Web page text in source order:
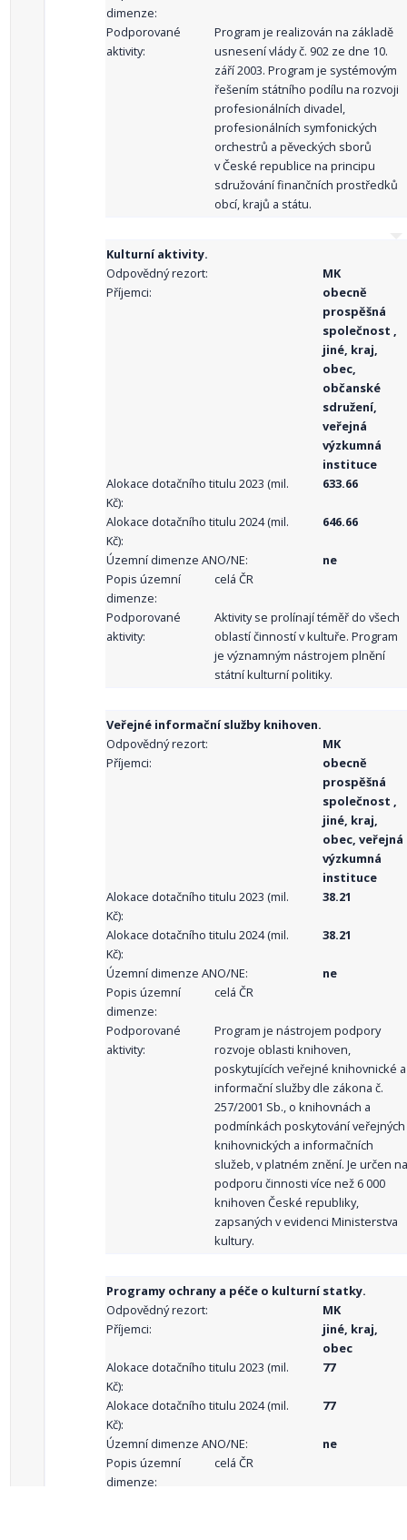
dimenze:
Podporované
aktivity:
Program je realizován na základě
usnesení vlády č. 902 ze dne 10.
září 2003. Program je systémovým
řešením státního podílu na rozvoji
profesionálních divadel,
profesionálních symfonických
orchestrů a pěveckých sborů
v České republice na principu
sdružování finančních prostředků
obcí, krajů a státu.
Kulturní aktivity.
Odpovědný rezort:
MK
Příjemci:
obecně
prospěšná
společnost ,
jiné, kraj,
obec,
občanské
sdružení,
veřejná
výzkumná
instituce
Alokace dotačního titulu 2023 (mil.
Kč):
633.66
Alokace dotačního titulu 2024 (mil.
Kč):
646.66
Územní dimenze ANO/NE:
ne
Popis územní
dimenze:
celá ČR
Podporované
aktivity:
Aktivity se prolínají téměř do všech
oblastí činností v kultuře. Program
je významným nástrojem plnění
státní kulturní politiky.
Veřejné informační služby knihoven.
Odpovědný rezort:
MK
Příjemci:
obecně
prospěšná
společnost ,
jiné, kraj,
obec, veřejná
výzkumná
instituce
Alokace dotačního titulu 2023 (mil.
Kč):
38.21
Alokace dotačního titulu 2024 (mil.
Kč):
38.21
Územní dimenze ANO/NE:
ne
Popis územní
dimenze:
celá ČR
Podporované
aktivity:
Program je nástrojem podpory
rozvoje oblasti knihoven,
poskytujících veřejné knihovnické a
informační služby dle zákona č.
257/2001 Sb., o knihovnách a
podmínkách poskytování veřejných
knihovnických a informačních
služeb, v platném znění. Je určen na
podporu činnosti více než 6 000
knihoven České republiky,
zapsaných v evidenci Ministerstva
kultury.
Programy ochrany a péče o kulturní statky.
Odpovědný rezort:
MK
Příjemci:
jiné, kraj,
obec
Alokace dotačního titulu 2023 (mil.
Kč):
77
Alokace dotačního titulu 2024 (mil.
Kč):
77
Územní dimenze ANO/NE:
ne
Popis územní
dimenze:
celá ČR